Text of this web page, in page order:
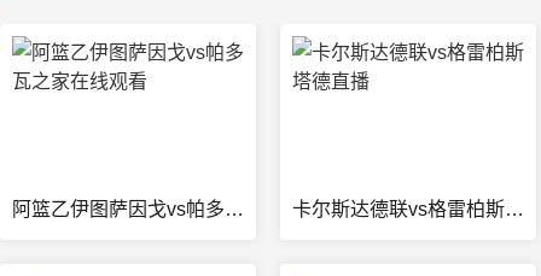
阿篮乙伊图萨因戈vs帕多瓦之家在线观看 卡尔斯达德联vs格雷柏斯塔德直播